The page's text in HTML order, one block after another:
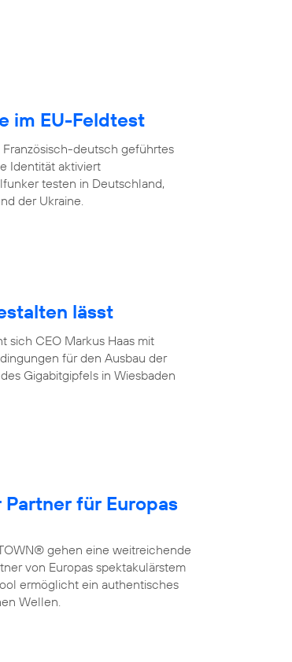
im EU-Feldtest
deutsch geführtes
Identität aktiviert
testen in Deutschland,
der Ukraine.
lässt
sich CEO Markus Haas mit
für den Ausbau der
Gigabitgipfels in Wiesbaden
für Europas
gehen eine weitreichende
von Europas spektakulärstem
ermöglicht ein authentisches
Wellen.